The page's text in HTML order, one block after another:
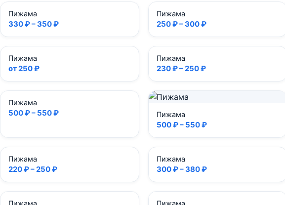
Пижама
330 ₽ – 350 ₽
Пижама
250 ₽ – 300 ₽
Пижама
от 250 ₽
Пижама
230 ₽ – 250 ₽
Пижама
500 ₽ – 550 ₽ Пижама
500 ₽ – 550 ₽
Пижама
220 ₽ – 250 ₽
Пижама
300 ₽ – 380 ₽